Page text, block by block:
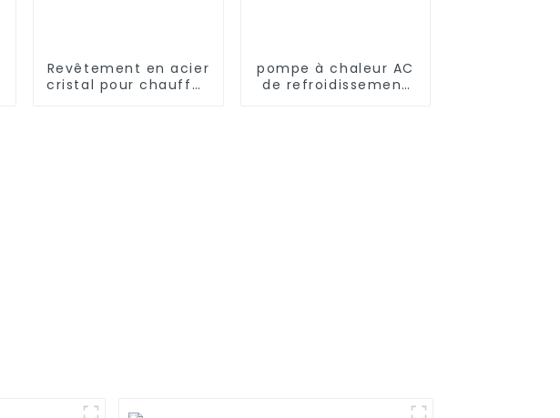
Revêtement en acier
cristal pour chauffe-
pompe à chaleur AC
de refroidissement